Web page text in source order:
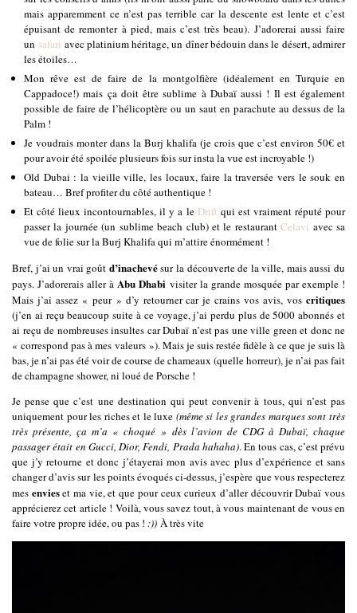
mais apparemment ce n’est pas terrible car la descente est lente et c’est
épuisant de remonter à pied, mais c’est très beau). J’adorerai aussi faire
un safari avec platinium héritage, un dîner bédouin dans le désert, admirer
les étoiles…
Mon rêve est de faire de la montgolfière (idéalement en Turquie en
Cappadoce!) mais ça doit être sublime à Dubaï aussi ! Il est également
possible de faire de l’hélicoptère ou un saut en parachute au dessus de la
Palm !
Je voudrais monter dans la Burj khalifa (je crois que c’est environ 50€ et
pour avoir été spoilée plusieurs fois sur insta la vue est incroyable !)
Old Dubai : la vieille ville, les locaux, faire la traversée vers le souk en
bateau… Bref profiter du côté authentique !
Et côté lieux incontournables, il y a le Drift qui est vraiment réputé pour
passer la journée (un sublime beach club) et le restaurantCelavi avec sa
vue de folie sur la Burj Khalifa qui m’attire énormément !
Bref, j’ai un vrai goût d’inachevésur la découverte de la ville, mais aussi du
pays. J’adorerais aller àAbu Dhabi visiter la grande mosquée par exemple !
Mais j’ai assez « peur » d’y retourner car je crains vos avis, vos critiques
(j’en ai reçu beaucoup suite à ce voyage, j’ai perdu plus de 5000 abonnés et
ai reçu de nombreuses insultes car Dubaï n’est pas une ville green et donc ne
« correspond pas à mes valeurs »). Mais je suis restée fidèle à ce que je suis là
bas, je n’ai pas été voir de course de chameaux (quelle horreur), je n’ai pas fait
de champagne shower, ni loué de Porsche !
Je pense que c’est une destination qui peut convenir à tous, qui n’est pas
uniquement pour les riches et le luxe (même si les grandes marques sont très
très présente, ça m’a « choqué » dès l’avion de CDG à Dubaï, chaque
passager était en Gucci, Dior, Fendi, Prada hahaha). En tous cas, c’est prévu
que j’y retourne et donc j’étayerai mon avis avec plus d’expérience et sans
changer d’avis sur les points évoqués ci-dessus, j’espère que vous respecterez
mes envieset ma vie, et que pour ceux curieux d’aller découvrir Dubaï vous
apprécierez cet article ! Voilà, vous savez tout, à vous maintenant de vous en
faire votre propre idée, ou pas ! :)) À très vite